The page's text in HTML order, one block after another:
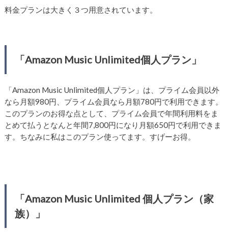
料金プランは大きく３つ用意されています。
「Amazon Music Unlimited個人プラン」
「Amazon Music Unlimited個人プラン」は、プライム会員以外
なら月額980円、プライム会員なら月額780円で利用できます。
このプランのお得な点として、プライム会員で年間利用料をま
とめて払うとなんと年間7,800円になり月額650円で利用できま
す。ちなみに私はこのプラン使ってます。すげーお得。
「Amazon Music Unlimited 個人プラン（家
族）」